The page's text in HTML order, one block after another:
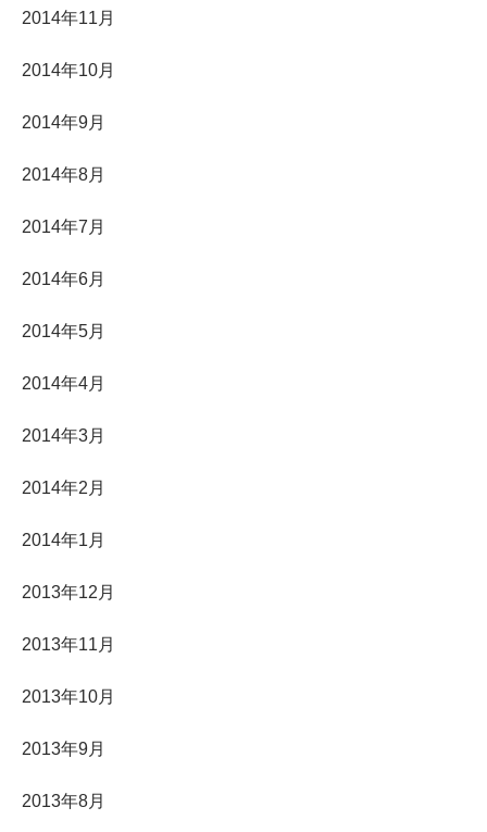
2014年11月
2014年10月
2014年9月
2014年8月
2014年7月
2014年6月
2014年5月
2014年4月
2014年3月
2014年2月
2014年1月
2013年12月
2013年11月
2013年10月
2013年9月
2013年8月